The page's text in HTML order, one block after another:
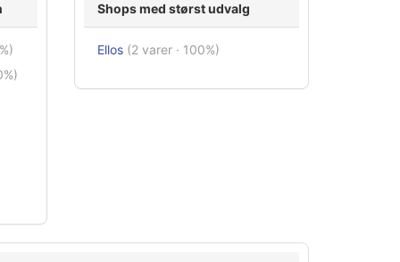
Shops med størst udvalg
Ellos (2 varer · 100%)